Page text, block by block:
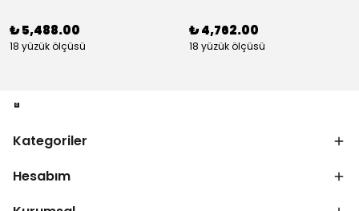
₺ 5,488.00
18 yüzük ölçüsü
₺ 4,762.00
18 yüzük ölçüsü
Kategoriler
Hesabım